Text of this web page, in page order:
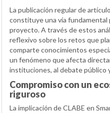
La publicación regular de
constituye una vía fundamental
proyecto. A través de estos
reflexivo sobre los retos que
comparte conocimientos
un fenómeno que afecta
instituciones, al debate público
Compromiso con un
riguroso
La implicación de CLABE en